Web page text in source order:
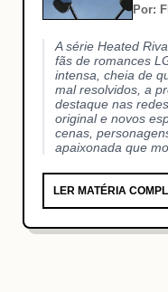
Por:
A série Heated
fãs de romances
intensa, cheia de
mal resolvidos, a
destaque nas
original e novos
cenas,
apaixonada que
LER MATÉRIA